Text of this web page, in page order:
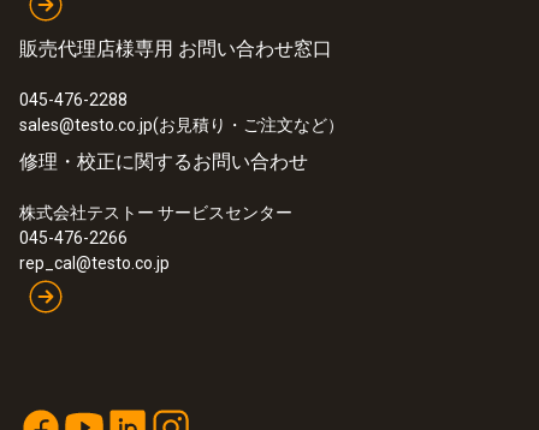
:0563 4800
販売代理店様専用 お問い合わせ窓口
045-476-2288
sales@testo.co.jp(お見積り・ご注文など）
修理・校正に関するお問い合わせ
株式会社テストー サービスセンター
045-476-2266
rep_cal@testo.co.jp